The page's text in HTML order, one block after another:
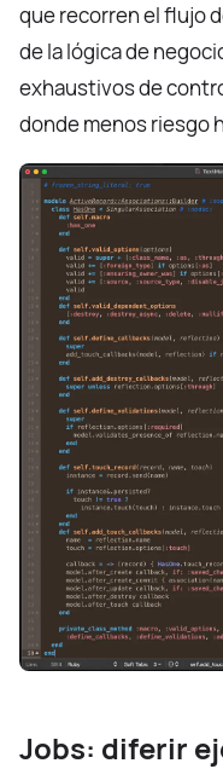
que recorren el flujo
de la lógica de
exhaustivos de
donde menos riesgo
Jobs: diferir